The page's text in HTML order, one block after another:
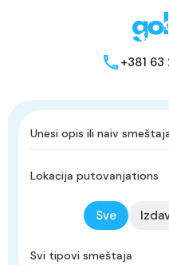
+381
Lokacija putovanjations
Sve
Svi tipovi smeštaja